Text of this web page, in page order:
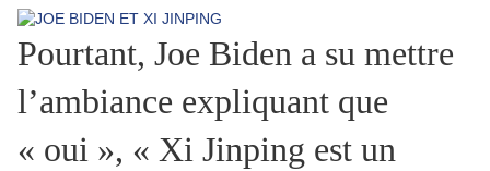
Pourtant, Joe Biden a su mettre
l’ambiance expliquant que
« oui », « Xi Jinping est un